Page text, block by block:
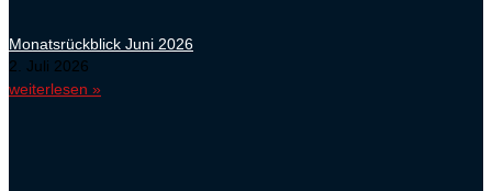
Monatsrückblick Juni 2026
2. Juli 2026
weiterlesen »